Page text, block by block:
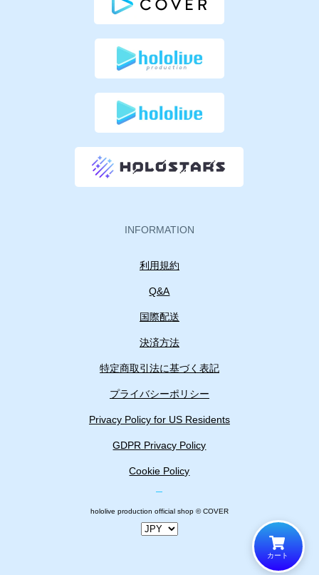
カート
INFORMATION
利用規約
Q&A
国際配送
決済方法
特定商取引法に基づく表記
hololive production official shop © COVER
プライバシーポリシー
Privacy Policy for US Residents
GDPR Privacy Policy
Cookie Policy